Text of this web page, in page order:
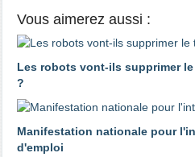
Vous aimerez aussi :
Les robots vont-ils supprimer
?
Manifestation nationale pour
d'emploi